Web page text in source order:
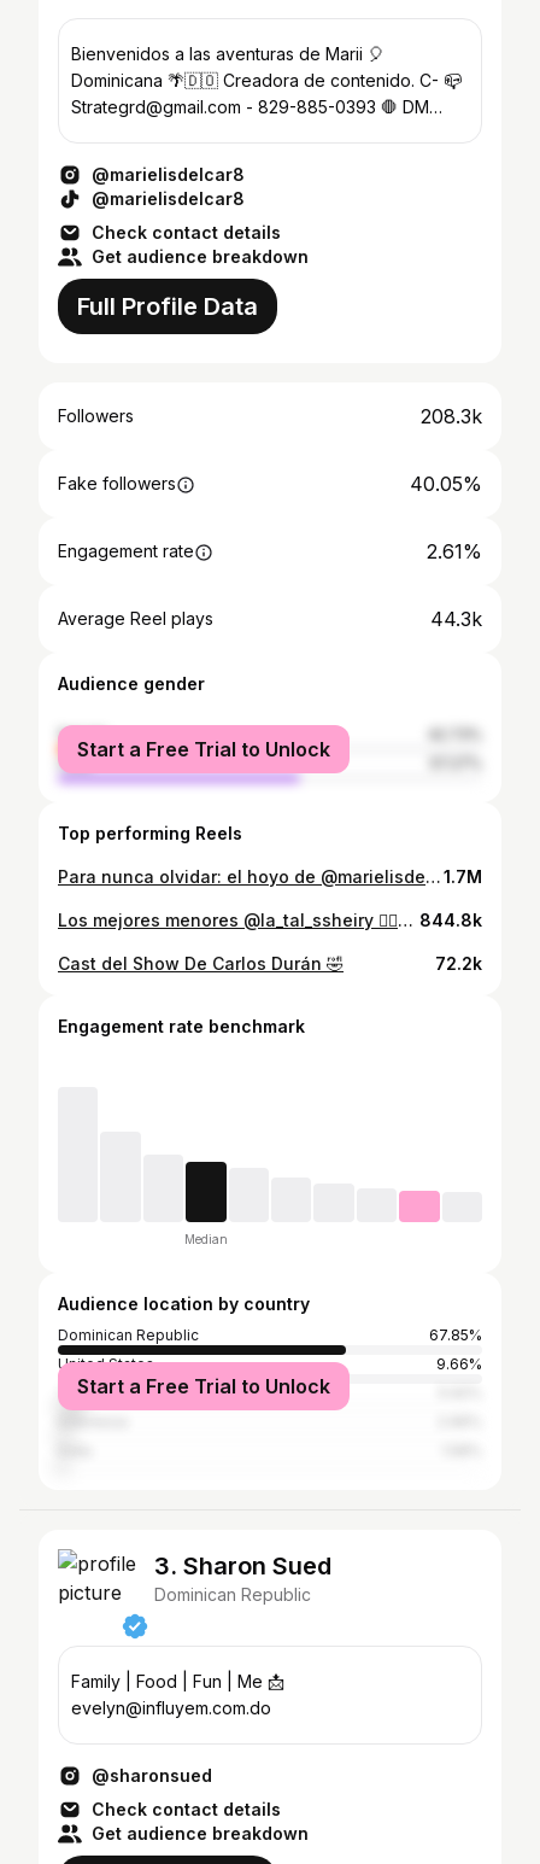
Bienvenidos a las aventuras de Marii 🎈
Dominicana 🌴🇩🇴 Creadora de contenido. C- 📪
Strategrd@gmail.com - 829-885-0393 🛑 DM
@marielisdelcar8
@marielisdelcar8
Check contact details
Get audience breakdown
Full Profile Data
Followers 208.3k
Fake followers 40.05%
Engagement rate 2.61%
Average Reel plays 44.3k
Audience gender
female
male
Start a Free Trial to Unlock
Top performing Reels
Para nunca olvidar: el hoyo de @marielisdelcar8 🤣🤣 😂 @lapiryy1 @lapiryy_ 👩🏻‍💻 @dominican_bcc1.7M
Los mejores menores @la_tal_ssheiry ❤️‍🔥😍#menores #parati #para #fypage #ace #comidasaludable #jamon #harinadealmendras 844.8k
Cast del Show De Carlos Durán 🤣 72.2k
Engagement rate benchmark
Median
Audience location by country
Dominican Republic
67.85%
United States
9.66%
Turkey
Start a Free Trial to Unlock
3. Sharon Sued
Dominican Republic
Family | Food | Fun | Me 📩
evelyn@influyem.com.do
@sharonsued
Check contact details
Get audience breakdown